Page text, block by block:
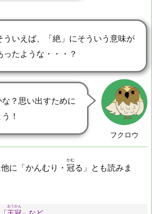
ういえば、「絶」にそういう意味が
ったような・・・？
フクロウ
？思い出すために
！
他に「かんむり・ 冠
かむ
る」とも読みま
おうかん